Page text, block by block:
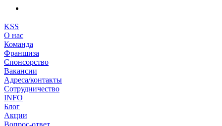
KSS
О нас
Команда
Франшиза
Спонсорство
Вакансии
Адреса/контакты
Сотрудничество
INFO
Блог
Акции
Вопрос-ответ